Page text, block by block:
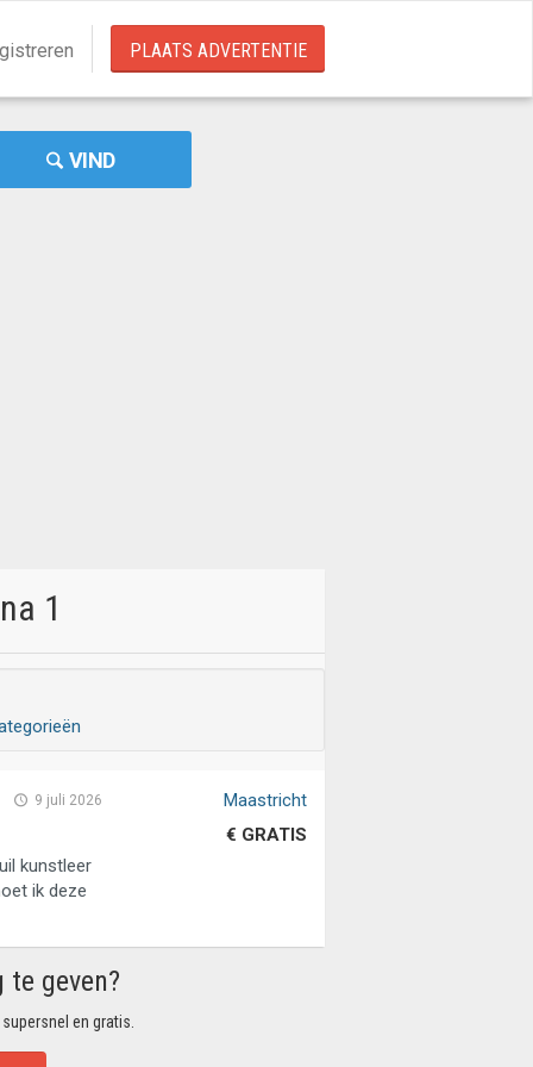
PLAATS ADVERTENTIE
VIND
1
9 juli 2026
kunstleer
ik deze
Maastricht
€ GRATIS
geven?
en gratis.